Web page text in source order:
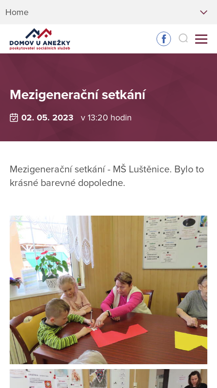
Home
Mezigenerační setkání
02. 05. 2023 v 13:20 hodin
Mezigenerační setkání - MŠ Luštěnice. Bylo to
krásné barevné dopoledne.